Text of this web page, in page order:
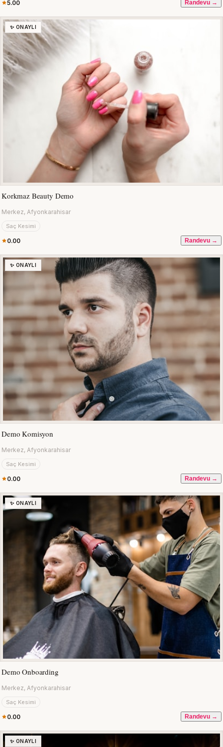
5.00 Randevu →
✨ ONAYLI
Korkmaz Beauty Demo
Merkez, Afyonkarahisar
Saç Kesimi
0.00 Randevu →
✨ ONAYLI
Demo Komisyon
Merkez, Afyonkarahisar
Saç Kesimi
0.00 Randevu →
✨ ONAYLI
Demo Onboarding
Merkez, Afyonkarahisar
Saç Kesimi
0.00 Randevu →
✨ ONAYLI